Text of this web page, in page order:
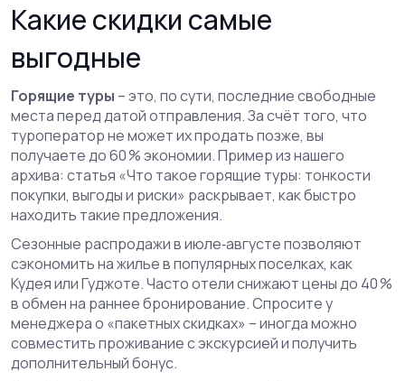
Какие скидки самые
выгодные
Горящие туры – это, по сути, последние свободные
места перед датой отправления. За счёт того, что
туроператор не может их продать позже, вы
получаете до 60 % экономии. Пример из нашего
архива: статья «Что такое горящие туры: тонкости
покупки, выгоды и риски» раскрывает, как быстро
находить такие предложения.
Сезонные распродажи в июле‑августе позволяют
сэкономить на жилье в популярных поселках, как
Кудея или Гуджоте. Часто отели снижают цены до 40 %
в обмен на раннее бронирование. Спросите у
менеджера о «пакетных скидках» – иногда можно
совместить проживание с экскурсией и получить
дополнительный бонус.